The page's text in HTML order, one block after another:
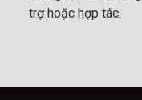
trợ hoặc hợp tác.